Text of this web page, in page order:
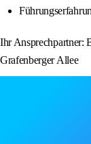
Ihr Ansprechpartner:
Grafenberger Allee